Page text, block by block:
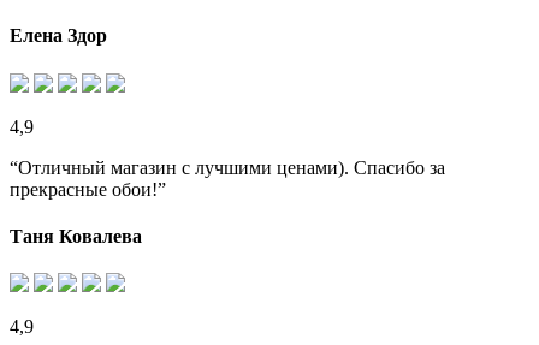
Елена Здор
4,9
“Отличный магазин с лучшими ценами). Спасибо за
прекрасные обои!”
Таня Ковалева
4,9